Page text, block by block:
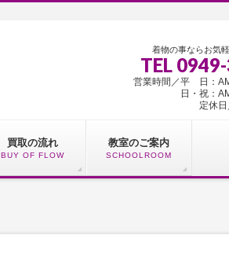
着物の事ならお気
TEL
営業時間／平 日：
日・祝：
定休
買取の流れ
BUY OF FLOW
教室のご案内
SCHOOLROOM